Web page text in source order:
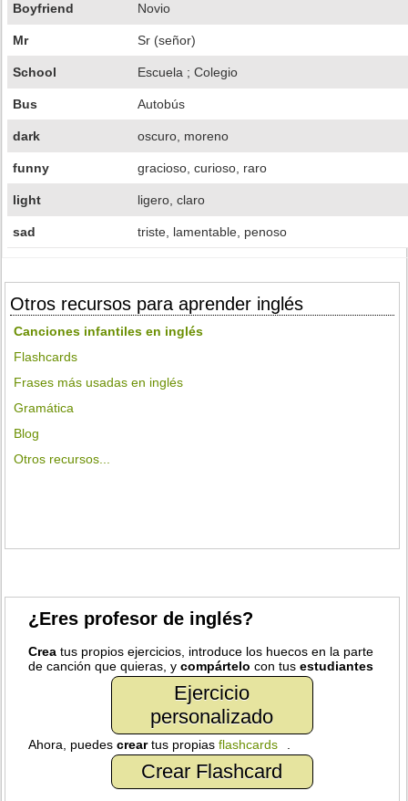
Boyfriend Novio
Mr Sr (señor)
School Escuela ; Colegio
Bus Autobús
dark oscuro, moreno
funny gracioso, curioso, raro
light ligero, claro
sad triste, lamentable, penoso
Otros recursos para aprender inglés
Canciones infantiles en inglés
Flashcards
Frases más usadas en inglés
Gramática
Blog
Otros recursos...
¿Eres profesor de inglés?
Crea tus propios ejercicios, introduce los huecos en la parte
de canción que quieras, ycompártelo con tusestudiantes
Ejercicio
personalizado
Ahora, puedescreartus propiasflashcards
Crear Flashcard